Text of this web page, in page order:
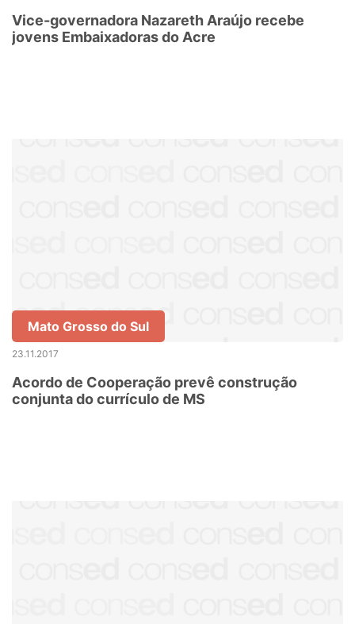
Vice-governadora Nazareth Araújo recebe
jovens Embaixadoras do Acre
Mato Grosso do Sul
23.11.2017
Acordo de Cooperação prevê construção
conjunta do currículo de MS